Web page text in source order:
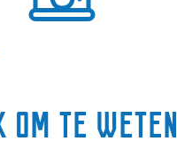
te weten